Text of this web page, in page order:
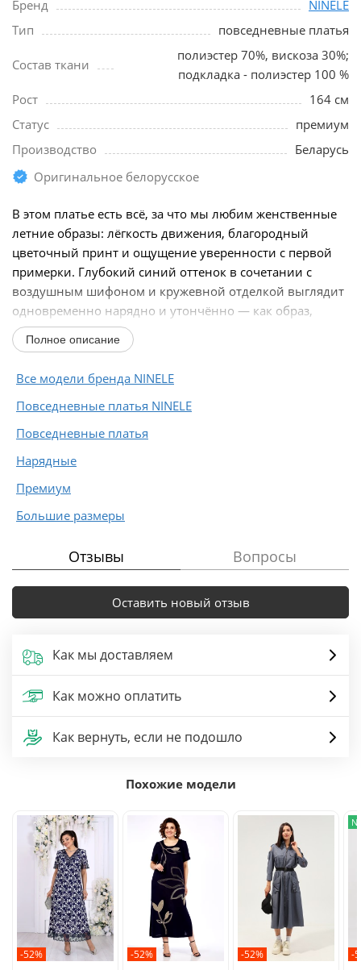
Бренд
NINELE
Тип
повседневные платья
Состав ткани
полиэстер 70%, вискоза 30%;
подкладка - полиэстер 100 %
Рост
164 см
Статус
премиум
Производство
Беларусь
Оригинальное белорусское
В этом платье есть всё, за что мы любим женственные
летние образы: лёгкость движения, благородный
цветочный принт и ощущение уверенности с первой
примерки. Глубокий синий оттенок в сочетании с
воздушным шифоном и кружевной отделкой выглядит
одновременно нарядно и утончённо — как образ,
который...
Полное описание
Все модели бренда NINELE
Повседневные платья NINELE
Повседневные платья
Нарядные
Премиум
Большие размеры
Отзывы Вопросы
Оставить новый отзыв
Как мы доставляем
Как можно оплатить
Как вернуть, если не подошло
Похожие модели
-52% -52% -52% -